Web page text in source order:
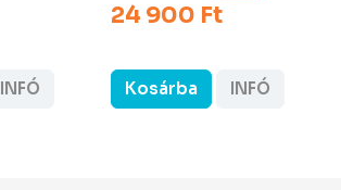
INFÓ
24 900 Ft
Kosárba INFÓ